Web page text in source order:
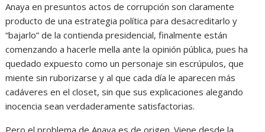
Anaya en presuntos actos de corrupción son claramente
producto de una estrategia política para desacreditarlo y
“bajarlo” de la contienda presidencial, finalmente están
comenzando a hacerle mella ante la opinión pública, pues ha
quedado expuesto como un personaje sin escrúpulos, que
miente sin ruborizarse y al que cada día le aparecen más
cadáveres en el closet, sin que sus explicaciones alegando
inocencia sean verdaderamente satisfactorias.
Pero el problema de Anaya es de origen. Viene desde la